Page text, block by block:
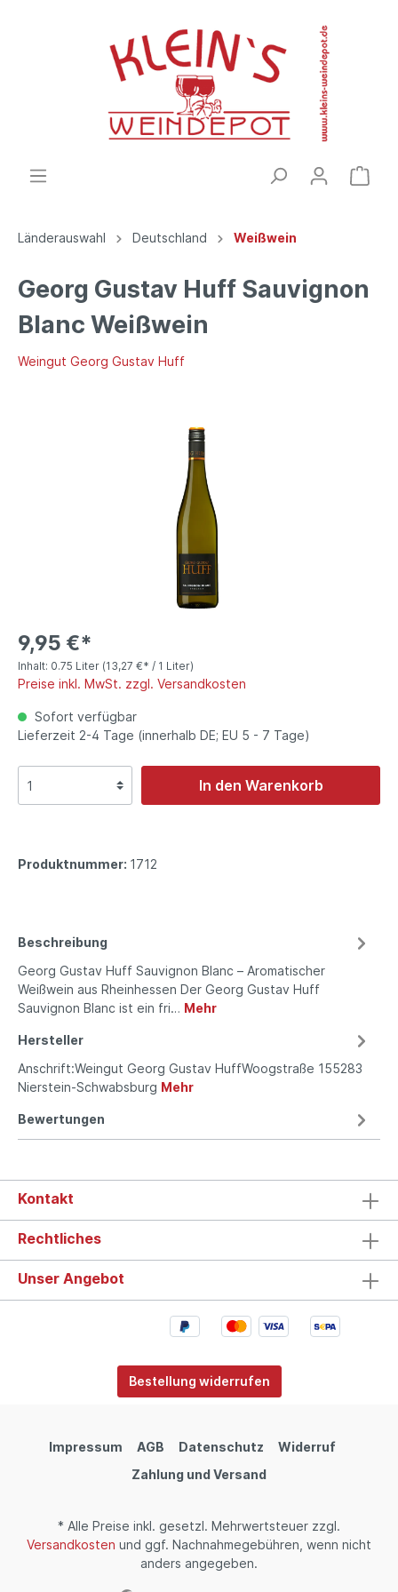
Länderauswahl Deutschland Weißwein
Georg Gustav Huff Sauvignon
Blanc Weißwein
Weingut Georg Gustav Huff
9,95 €*
Inhalt: 0.75 Liter (13,27 €* / 1 Liter)
Preise inkl. MwSt. zzgl. Versandkosten
Sofort verfügbar
Lieferzeit 2-4 Tage (innerhalb DE; EU 5 - 7 Tage)
In den Warenkorb
Produktnummer: 1712
Beschreibung
Georg Gustav Huff Sauvignon Blanc – Aromatischer
Weißwein aus Rheinhessen Der Georg Gustav Huff
Sauvignon Blanc ist ein fri… Mehr
Hersteller
Anschrift:Weingut Georg Gustav HuffWoogstraße 155283
Nierstein-Schwabsburg Mehr
Bewertungen
Kontakt
Rechtliches
Unser Angebot
Bestellung widerrufen
Impressum AGB Datenschutz
Widerruf
Zahlung und Versand
* Alle Preise inkl. gesetzl. Mehrwertsteuer zzgl.
Versandkosten und ggf. Nachnahmegebühren, wenn nicht
anders angegeben.